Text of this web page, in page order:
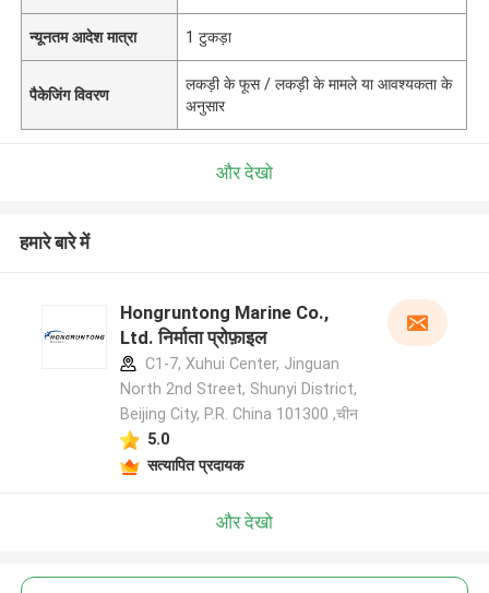
न्यूनतम आदेश मात्रा 1 टुकड़ा
पैकेजिंग विवरण
लकड़ी के फूस / लकड़ी के मामले या आवश्यकता के
अनुसार
और देखो
हमारे बारे में
Hongruntong Marine Co.,
Ltd. निर्माता प्रोफ़ाइल
C1-7, Xuhui Center, Jinguan
North 2nd Street, Shunyi District,
Beijing City, P.R. China 101300 ,चीन
5.0
सत्यापित प्रदायक
और देखो